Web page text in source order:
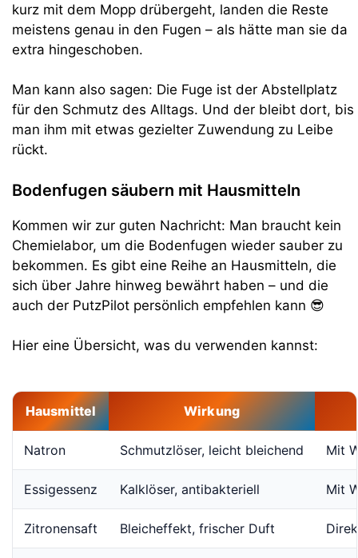
kurz mit dem Mopp drübergeht, landen die Reste
meistens genau in den Fugen – als hätte man sie da
extra hingeschoben.
Man kann also sagen: Die Fuge ist der Abstellplatz
für den Schmutz des Alltags. Und der bleibt dort, bis
man ihm mit etwas gezielter Zuwendung zu Leibe
rückt.
Bodenfugen säubern mit Hausmitteln
Kommen wir zur guten Nachricht: Man braucht kein
Chemielabor, um die Bodenfugen wieder sauber zu
bekommen. Es gibt eine Reihe an Hausmitteln, die
sich über Jahre hinweg bewährt haben – und die
auch der PutzPilot persönlich empfehlen kann 😎
Hier eine Übersicht, was du verwenden kannst:
Hausmittel Wirkung
Natron Schmutzlöser, leicht bleichend Mit
Essigessenz Kalklöser, antibakteriell Mit
Zitronensaft Bleicheffekt, frischer Duft